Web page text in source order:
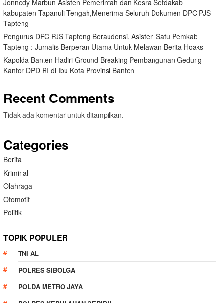
Jonnedy Marbun Asisten Pemerintah dan Kesra Setdakab
kabupaten Tapanuli Tengah,Menerima Seluruh Dokumen DPC PJS
Tapteng
Pengurus DPC PJS Tapteng Beraudensi, Asisten Satu Pemkab
Tapteng : Jurnalis Berperan Utama Untuk Melawan Berita Hoaks
Kapolda Banten Hadiri Ground Breaking Pembangunan Gedung
Kantor DPD RI di Ibu Kota Provinsi Banten
Recent Comments
Tidak ada komentar untuk ditampilkan.
Categories
Berita
Kriminal
Olahraga
Otomotif
Politik
TOPIK POPULER
TNI AL
POLRES SIBOLGA
POLDA METRO JAYA